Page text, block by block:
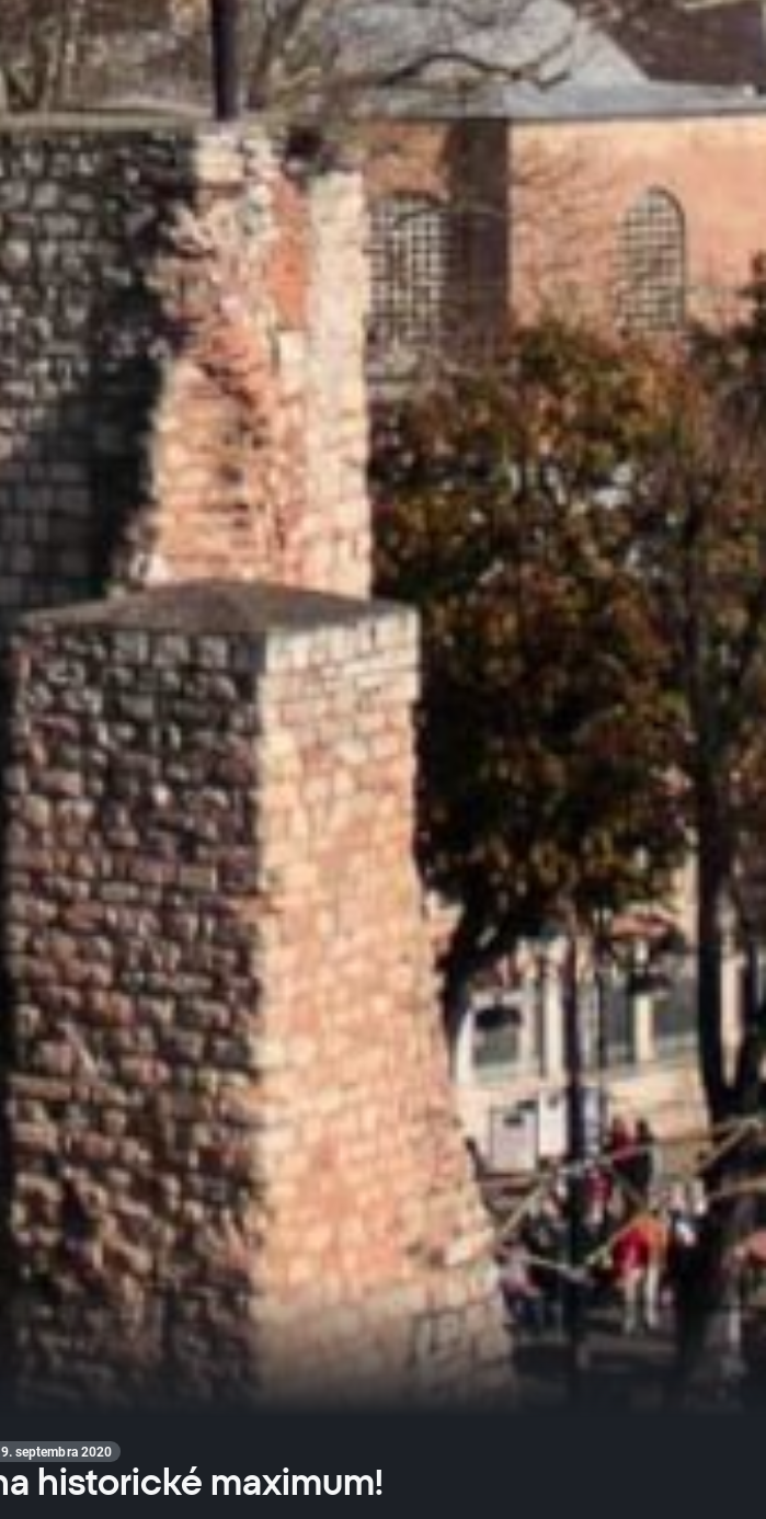
septembra 2020
historické maximum!